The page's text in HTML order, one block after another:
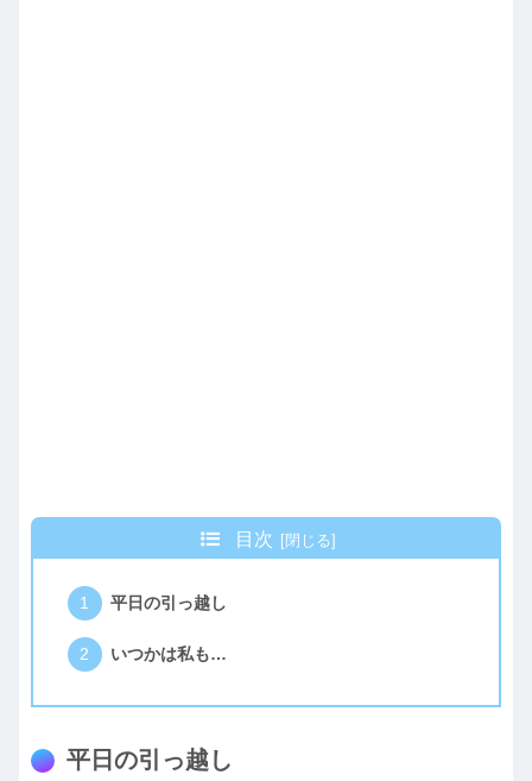
目次
平日の引っ越し
いつかは私も…
平日の引っ越し